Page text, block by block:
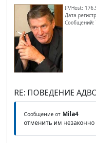
IP/Host:
Дата
Сообщений:
RE: ПОВЕДЕНИЕ
Сообщение от Mila4
отменить им